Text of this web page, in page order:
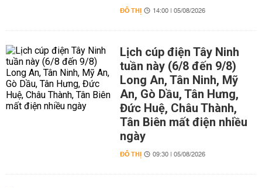
ĐÔ THỊ 14:00 | 05/08/2026
Lịch cúp điện Tây Ninh
tuần này (6/8 đến 9/8)
Long An, Tân Ninh, Mỹ
An, Gò Dầu, Tân Hưng,
Đức Huệ, Châu Thành,
Tân Biên mất điện nhiều
ngày
ĐÔ THỊ 09:30 | 05/08/2026